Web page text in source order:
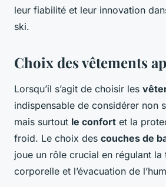
leur fiabilité et leur innovation
ski.
Choix des vêtements
Lorsqu’il s’agit de choisir les
indispensable de considérer non
mais surtout le confort et la
froid. Le choix des couches de
joue un rôle crucial en régulant la
corporelle et l’évacuation de